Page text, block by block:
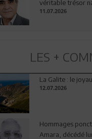
véritable trésor
11.07.2026
LES +
La Galite : le
12.07.2026
Hommages
Amara, décédé